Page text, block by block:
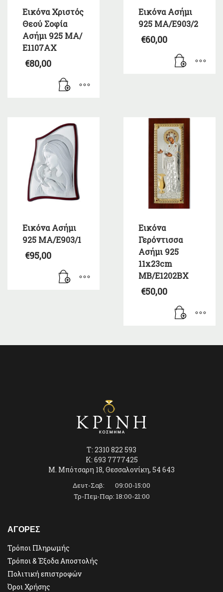
Εικόνα Χριστός
Θεού Σοφία
Ασήμι 925 ΜΑ/
Ε1107ΑΧ
€80,00
Εικόνα Ασήμι
925 ΜΑ/Ε903/2
€60,00
Εικόνα Ασήμι
925 ΜΑ/Ε903/1
€95,00
Εικόνα
Γερόντισσα
Ασήμι 925
11x23cm
MB/E1202BX
€50,00
T: 2310 822 593
K: 693 7777425
Μ. Μπότσαρη 18, Θεσσαλονίκη, 54 643
Δευτ-Σαβ: 09:00-15:00
Τρ-Πεμ-Παρ: 18:00-21:00
ΑΓΟΡΕΣ
Τρόποι Πληρωμής
Τρόποι & Έξοδα Αποστολής
Πολιτική επιστροφών
Όροι Χρήσης